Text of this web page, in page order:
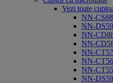
Vezi toate
NN-CS88
NN-DS59
NN-
NN-
NN-CT57
NN-CT56
NN-CT55
NN-